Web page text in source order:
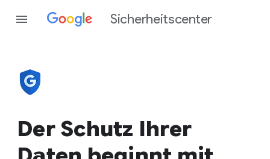
Sicherheitscenter
Der Schutz Ihrer